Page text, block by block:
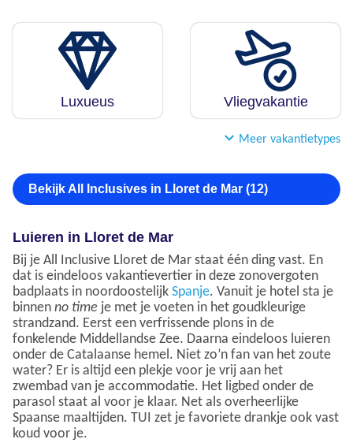
Luxueus Vliegvakantie
Meer vakantietypes
Bekijk All Inclusives in Lloret de Mar (12)
Luieren in Lloret de Mar
Bij je All Inclusive Lloret de Mar staat één ding vast. En
dat is eindeloos vakantievertier in deze zonovergoten
badplaats in noordoostelijk Spanje. Vanuit je hotel sta je
binnen no time je met je voeten in het goudkleurige
strandzand. Eerst een verfrissende plons in de
fonkelende Middellandse Zee. Daarna eindeloos luieren
onder de Catalaanse hemel. Niet zo’n fan van het zoute
water? Er is altijd een plekje voor je vrij aan het
zwembad van je accommodatie. Het ligbed onder de
parasol staat al voor je klaar. Net als overheerlijke
Spaanse maaltijden. TUI zet je favoriete drankje ook vast
koud voor je.